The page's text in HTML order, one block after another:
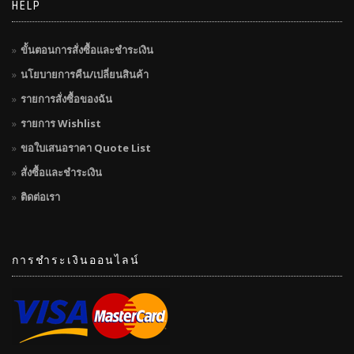
HELP
ขั้นตอนการสั่งซื้อและชำระเงิน
นโยบายการคืน/เปลี่ยนสินค้า
รายการสั่งซื้อของฉัน
รายการ Wishlist
ขอใบเสนอราคา Quote List
สั่งซื้อและชำระเงิน
ติดต่อเรา
การชำระเงินออนไลน์